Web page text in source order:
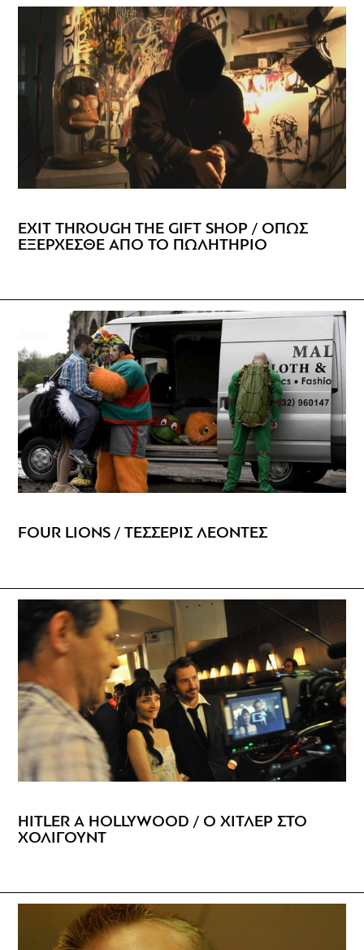
ΕΧΙΤ THROUGH THE GIFT SHOP / ΟΠΩΣ
ΕΞΕΡΧΕΣΘΕ ΑΠΟ ΤΟ ΠΩΛΗΤΗΡΙΟ
FOUR LIONS / ΤΕΣΣΕΡΙΣ ΛΕΟΝΤΕΣ
HITLER A HOLLYWOOD / Ο ΧΙΤΛΕΡ ΣΤΟ
ΧΟΛΙΓΟΥΝΤ